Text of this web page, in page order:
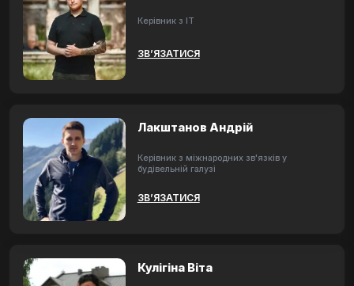
Керівник з ІТ
ЗВ’ЯЗАТИСЯ
Лакштанов Андрій
Керівник з міжнародних зв'язків у
будівельній галузі
ЗВ’ЯЗАТИСЯ
Кулігіна Віта